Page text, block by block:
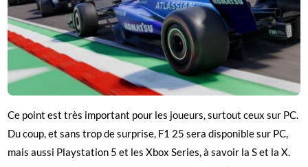
Ce point est très important pour les joueurs, surtout ceux sur PC.
Du coup, et sans trop de surprise, F1 25 sera disponible sur PC,
mais aussi Playstation 5 et les Xbox Series, à savoir la S et la X.